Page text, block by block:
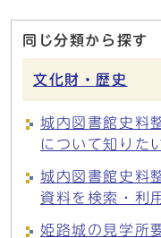
同じ分類から探す
文化財・歴史
城内図書館史料
について知りた
城内図書館史料
資料を検索・利
姫路城の見学所